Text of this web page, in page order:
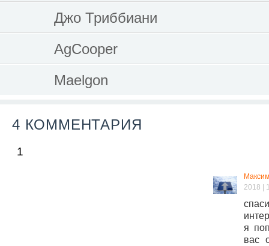
Джо Триббиани
AgCooper
Maelgon
4 КОММЕНТАРИЯ
1
2018 |
я
вас